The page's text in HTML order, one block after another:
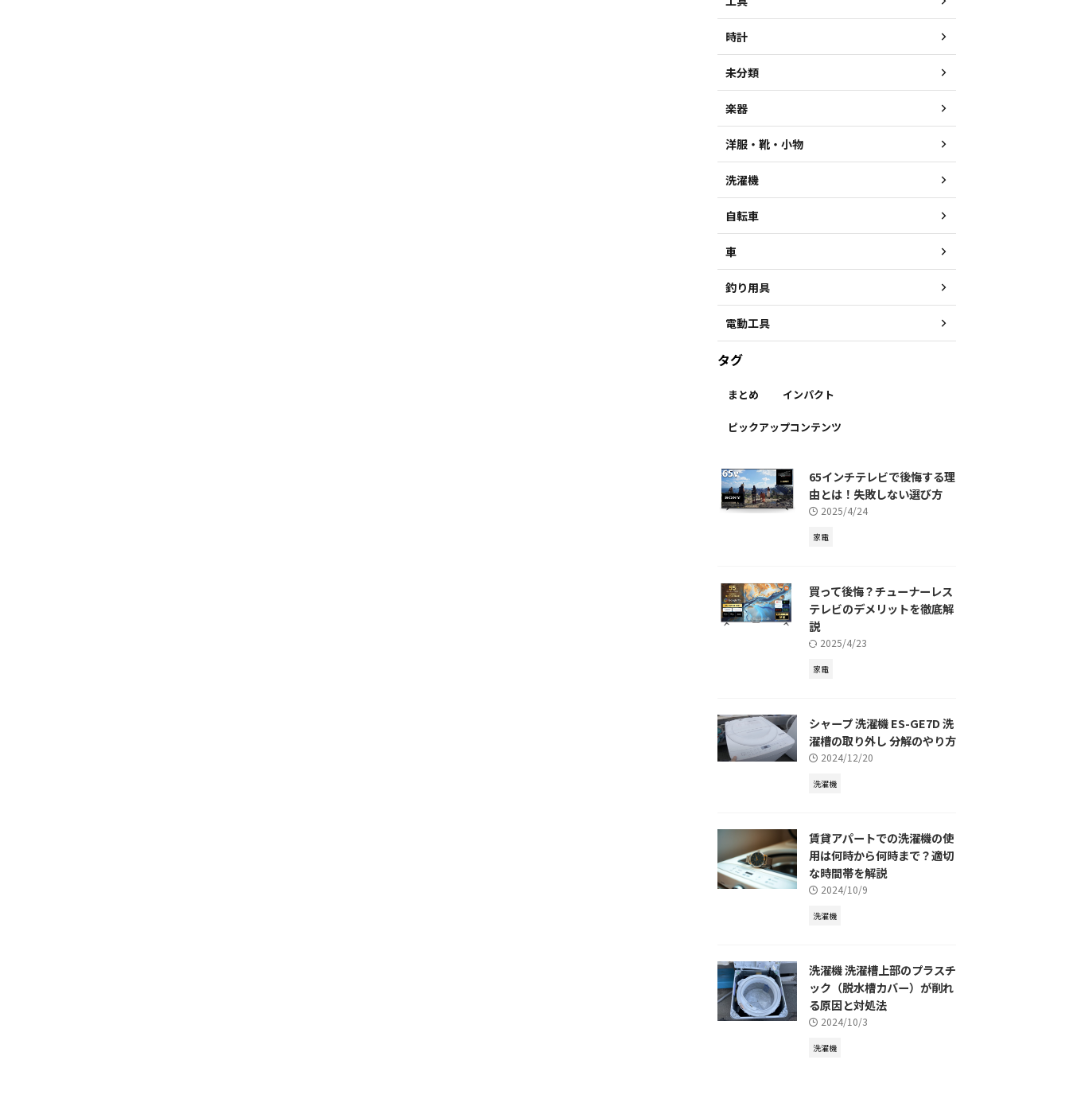
時計
未分類
楽器
洋服・靴・小物
洗濯機
自転車
車
釣り用具
電動工具
タグ
まとめ インパクト
ピックアップコンテンツ
65インチテレビで後悔する理
由とは！失敗しない選び方
2025/4/24
家電
買って後悔？チューナーレス
テレビのデメリットを徹底解
説
2025/4/23
家電
シャープ 洗濯機 ES-GE7D 洗
濯槽の取り外し 分解のやり方
2024/12/20
洗濯機
賃貸アパートでの洗濯機の使
用は何時から何時まで？適切
な時間帯を解説
2024/10/9
洗濯機
洗濯機 洗濯槽上部のプラスチ
ック（脱水槽カバー）が削れ
る原因と対処法
2024/10/3
洗濯機